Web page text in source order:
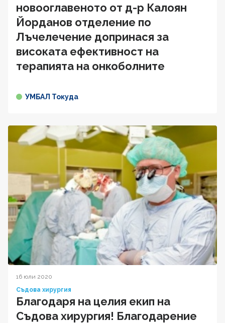
новооглавеното от д-р Калоян
Йорданов отделение по
Лъчелечение допринася за
високата ефективност на
терапията на онкоболните
УМБАЛ Токуда
16 юли 2020
Съдова хирургия
Благодаря на целия екип на
Съдова хирургия! Благодарение